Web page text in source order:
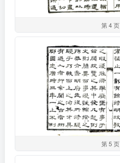
第 4 页
第 5 页